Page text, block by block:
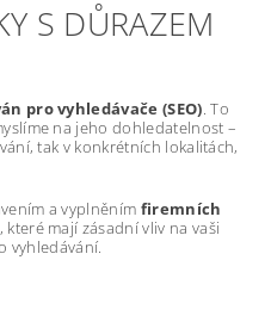
S DŮRAZEM
pro vyhledávače (SEO). To
na jeho dohledatelnost –
tak v konkrétních lokalitách,
a vyplněním firemních
, které mají zásadní vliv na vaši
vyhledávání.